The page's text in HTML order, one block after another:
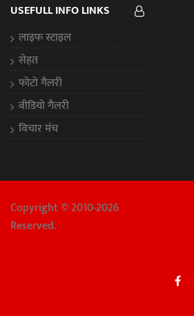
USEFULL INFO LINKS
लाइफ स्टाइल
सेहत
फोटो गैलरी
वीडियो गैलरी
विचार मंच
Copyright © 2010-2026
Reserved.